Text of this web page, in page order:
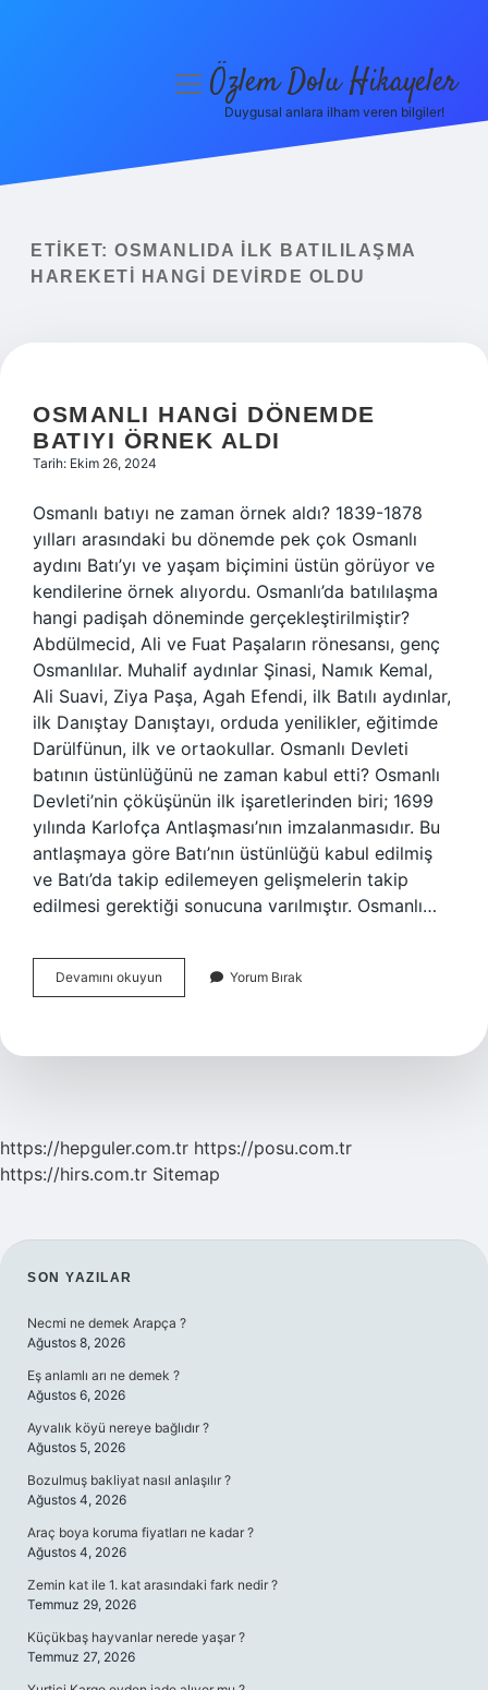
Yasal Uyarı
menüyüÖzlem Dolu Hikayeler
Duygusal anlara ilham veren bilgiler!
ETIKET: OSMANLIDA ILK BATILILAŞMA
HAREKETI HANGI DEVIRDE OLDU
OSMANLI HANGI DÖNEMDE
BATIYI ÖRNEK ALDI
Tarih: Ekim 26, 2024
Osmanlı batıyı ne zaman örnek aldı? 1839-1878
yılları arasındaki bu dönemde pek çok Osmanlı
aydını Batı’yı ve yaşam biçimini üstün görüyor ve
kendilerine örnek alıyordu. Osmanlı’da batılılaşma
hangi padişah döneminde gerçekleştirilmiştir?
Abdülmecid, Ali ve Fuat Paşaların rönesansı, genç
Osmanlılar. Muhalif aydınlar Şinasi, Namık Kemal,
Ali Suavi, Ziya Paşa, Agah Efendi, ilk Batılı aydınlar,
ilk Danıştay Danıştayı, orduda yenilikler, eğitimde
Darülfünun, ilk ve ortaokullar. Osmanlı Devleti
batının üstünlüğünü ne zaman kabul etti? Osmanlı
Devleti’nin çöküşünün ilk işaretlerinden biri; 1699
yılında Karlofça Antlaşması’nın imzalanmasıdır. Bu
antlaşmaya göre Batı’nın üstünlüğü kabul edilmiş
ve Batı’da takip edilemeyen gelişmelerin takip
edilmesi gerektiği sonucuna varılmıştır. Osmanlı…
Devamını okuyun
Hangi
Örnek
Yorum Bırak
https://hepguler.com.tr https://posu.com.tr
https://hirs.com.tr Sitemap
SIDEBAR
SON YAZILAR
Necmi ne demek Arapça ?
Ağustos 8, 2026
Eş anlamlı arı ne demek ?
Ağustos 6, 2026
Ayvalık köyü nereye bağlıdır ?
Ağustos 5, 2026
Bozulmuş bakliyat nasıl anlaşılır ?
Ağustos 4, 2026
Araç boya koruma fiyatları ne kadar ?
Ağustos 4, 2026
Zemin kat ile 1. kat arasındaki fark nedir ?
Temmuz 29, 2026
Küçükbaş hayvanlar nerede yaşar ?
Temmuz 27, 2026